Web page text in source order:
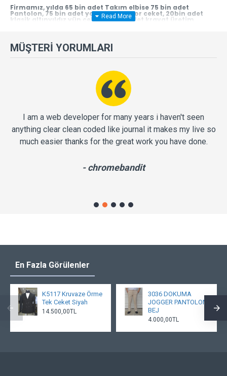
Firmamız, yılda 65 bin adet Takım elbise 75 bin adet
Pantolon, 75 bin adet yazlık kışlık spor ceket, 20bin adet
klasik altınyıldız yün ceket, 50 bin adet kravat üretim
ÖZSARAÇ
Ferenk Giyim Pazarlama San. ve Tic. Ltd. Şti.
MÜŞTERI YORUMLARI
I am a web developer for many years i haven't seen
anything clear clean coded like journal it makes my live so
much easier thanks for the great work you have done.
- chromebandit
En Fazla Görülenler
K5117 Kruvaze Örme
Tek Ceket Siyah
14.500,00TL
3036 DOKUMA
JOGGER PANTOLON
BEJ
4.000,00TL